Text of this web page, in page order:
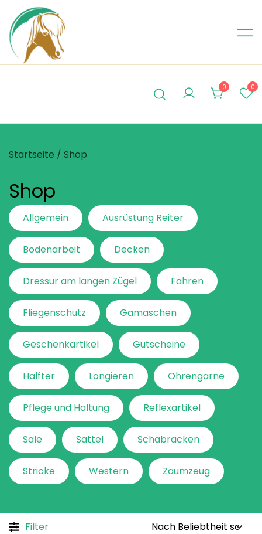
content
0 0
Startseite / Shop
Shop
Allgemein Ausrüstung Reiter
Bodenarbeit Decken
Dressur am langen Zügel Fahren
Fliegenschutz Gamaschen
Geschenkartikel Gutscheine
Halfter Longieren Ohrengarne
Pflege und Haltung Reflexartikel
Sale Sättel Schabracken
Stricke Western Zaumzeug
Filter